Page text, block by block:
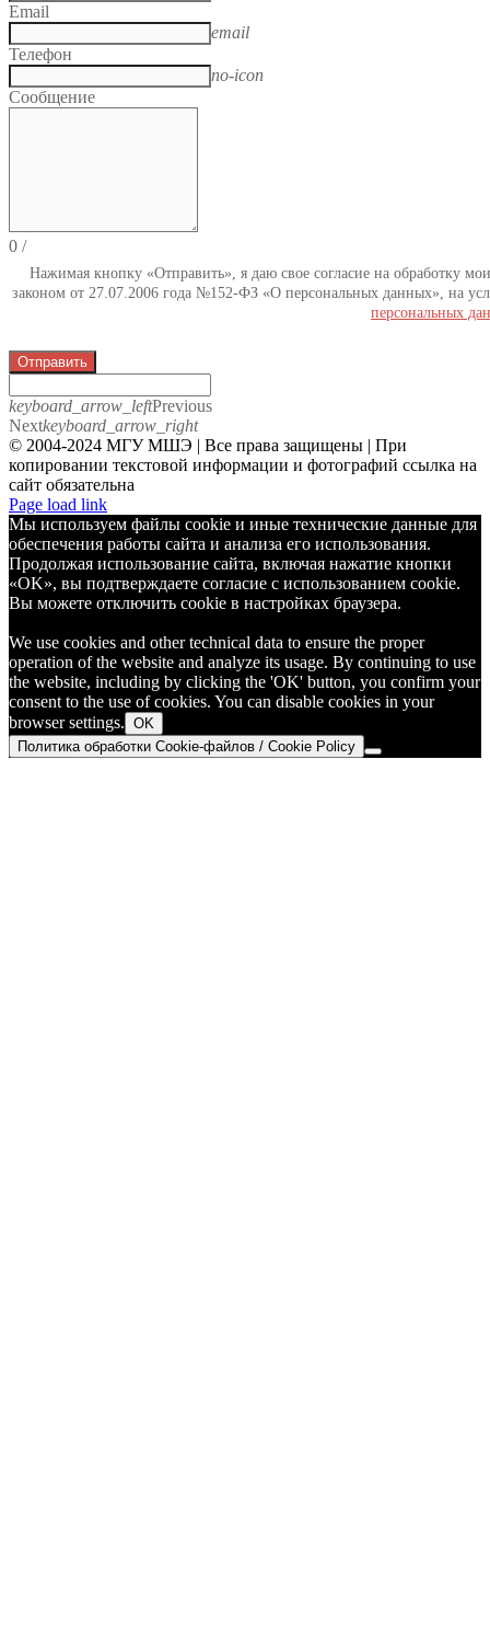
Email
email
Телефон
no-icon
Сообщение
0 /
Нажимая кнопку «Отправить», я даю свое согласие на обработку
законом от 27.07.2006 года №152-ФЗ «О персональных данных», на
персональных
Отправить
keyboard_arrow_leftPrevious
Nextkeyboard_arrow_right
© 2004-2024 МГУ МШЭ | Все права защищены | При
копировании текстовой информации и фотографий ссылка на
сайт обязательна
Telegram
Page load link
Мы используем файлы cookie и иные технические данные для
обеспечения работы сайта и анализа его использования.
Продолжая использование сайта, включая нажатие кнопки
«OK», вы подтверждаете согласие с использованием cookie.
Вы можете отключить cookie в настройках браузера.
We use cookies and other technical data to ensure the proper
operation of the website and analyze its usage. By continuing to use
the website, including by clicking the 'OK' button, you confirm your
consent to the use of cookies. You can disable cookies in your
browser settings. OK
Политика обработки Cookie-файлов / Cookie Policy